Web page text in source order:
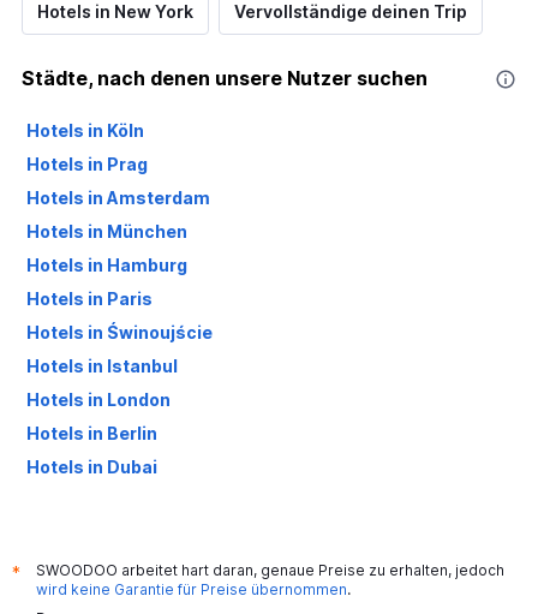
Hotels in New York Vervollständige deinen Trip
Städte, nach denen unsere Nutzer suchen
Hotels in Köln
Hotels in Prag
Hotels in Amsterdam
Hotels in München
Hotels in Hamburg
Hotels in Paris
Hotels in Świnoujście
Hotels in Istanbul
Hotels in London
Hotels in Berlin
Hotels in Dubai
*
SWOODOO arbeitet hart daran, genaue Preise zu erhalten, jedoch
wird keine Garantie für Preise übernommen.